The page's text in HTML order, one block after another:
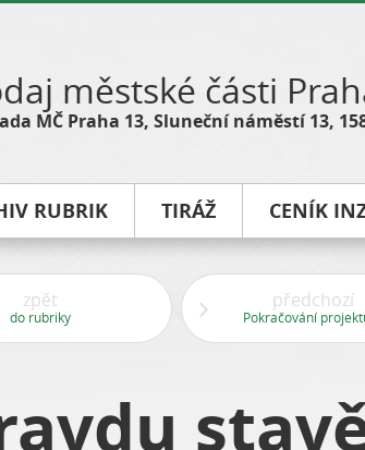
městské části
MČ Praha 13, Sluneční náměstí 13,
RUBRIK TIRÁŽ CENÍK
zpět
do rubriky
předchozí